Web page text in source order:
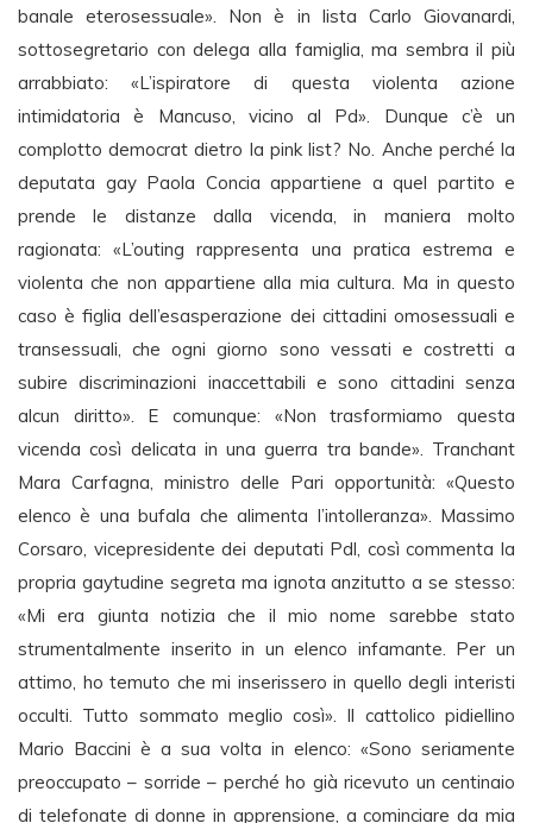
banale eterosessuale». Non è in lista Carlo Giovanardi,
sottosegretario con delega alla famiglia, ma sembra il più
arrabbiato: «L’ispiratore di questa violenta azione
intimidatoria è Mancuso, vicino al Pd». Dunque c’è un
complotto democrat dietro la pink list? No. Anche perché la
deputata gay Paola Concia appartiene a quel partito e
prende le distanze dalla vicenda, in maniera molto
ragionata: «L’outing rappresenta una pratica estrema e
violenta che non appartiene alla mia cultura. Ma in questo
caso è figlia dell’esasperazione dei cittadini omosessuali e
transessuali, che ogni giorno sono vessati e costretti a
subire discriminazioni inaccettabili e sono cittadini senza
alcun diritto». E comunque: «Non trasformiamo questa
vicenda così delicata in una guerra tra bande». Tranchant
Mara Carfagna, ministro delle Pari opportunità: «Questo
elenco è una bufala che alimenta l’intolleranza». Massimo
Corsaro, vicepresidente dei deputati Pdl, così commenta la
propria gaytudine segreta ma ignota anzitutto a se stesso:
«Mi era giunta notizia che il mio nome sarebbe stato
strumentalmente inserito in un elenco infamante. Per un
attimo, ho temuto che mi inserissero in quello degli interisti
occulti. Tutto sommato meglio così». Il cattolico pidiellino
Mario Baccini è a sua volta in elenco: «Sono seriamente
preoccupato – sorride – perché ho già ricevuto un centinaio
di telefonate di donne in apprensione, a cominciare da mia